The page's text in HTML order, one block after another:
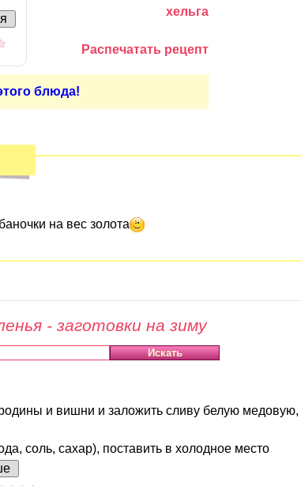
хельга
Распечатать рецепт
блюда!
на вес золота
- заготовки на зиму
и вишни и заложить сливу белую медовую,
соль, сахар), поставить в холодное место